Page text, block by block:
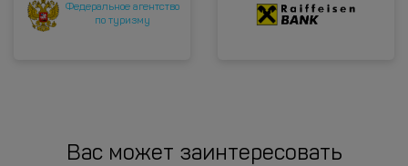
Федеральное агентство
по туризму
Вас может заинтересовать